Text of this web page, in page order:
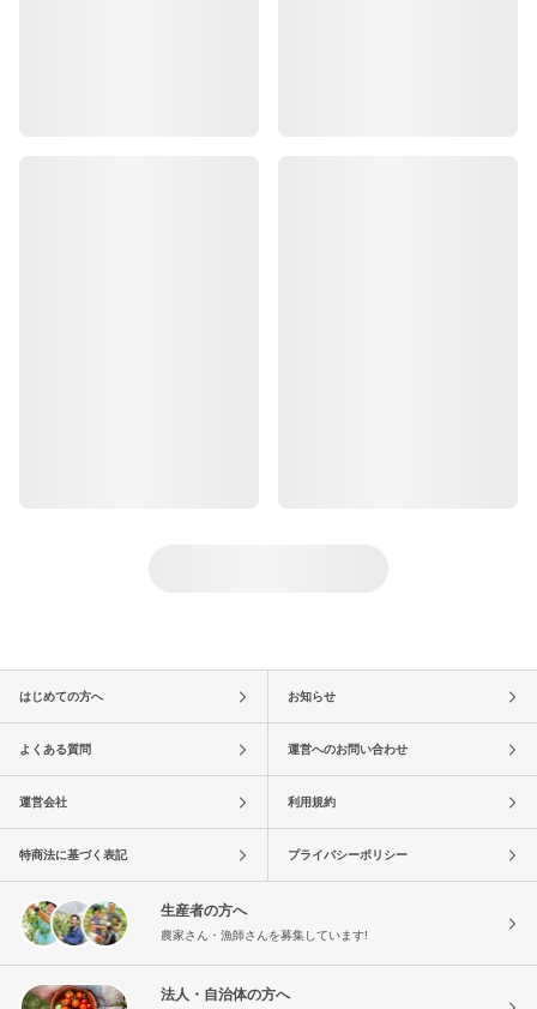
はじめての方へ お知らせ
よくある質問 運営へのお問い合わせ
運営会社 利用規約
特商法に基づく表記 プライバシーポリシー
生産者の方へ
農家さん・漁師さんを募集しています!
法人・自治体の方へ